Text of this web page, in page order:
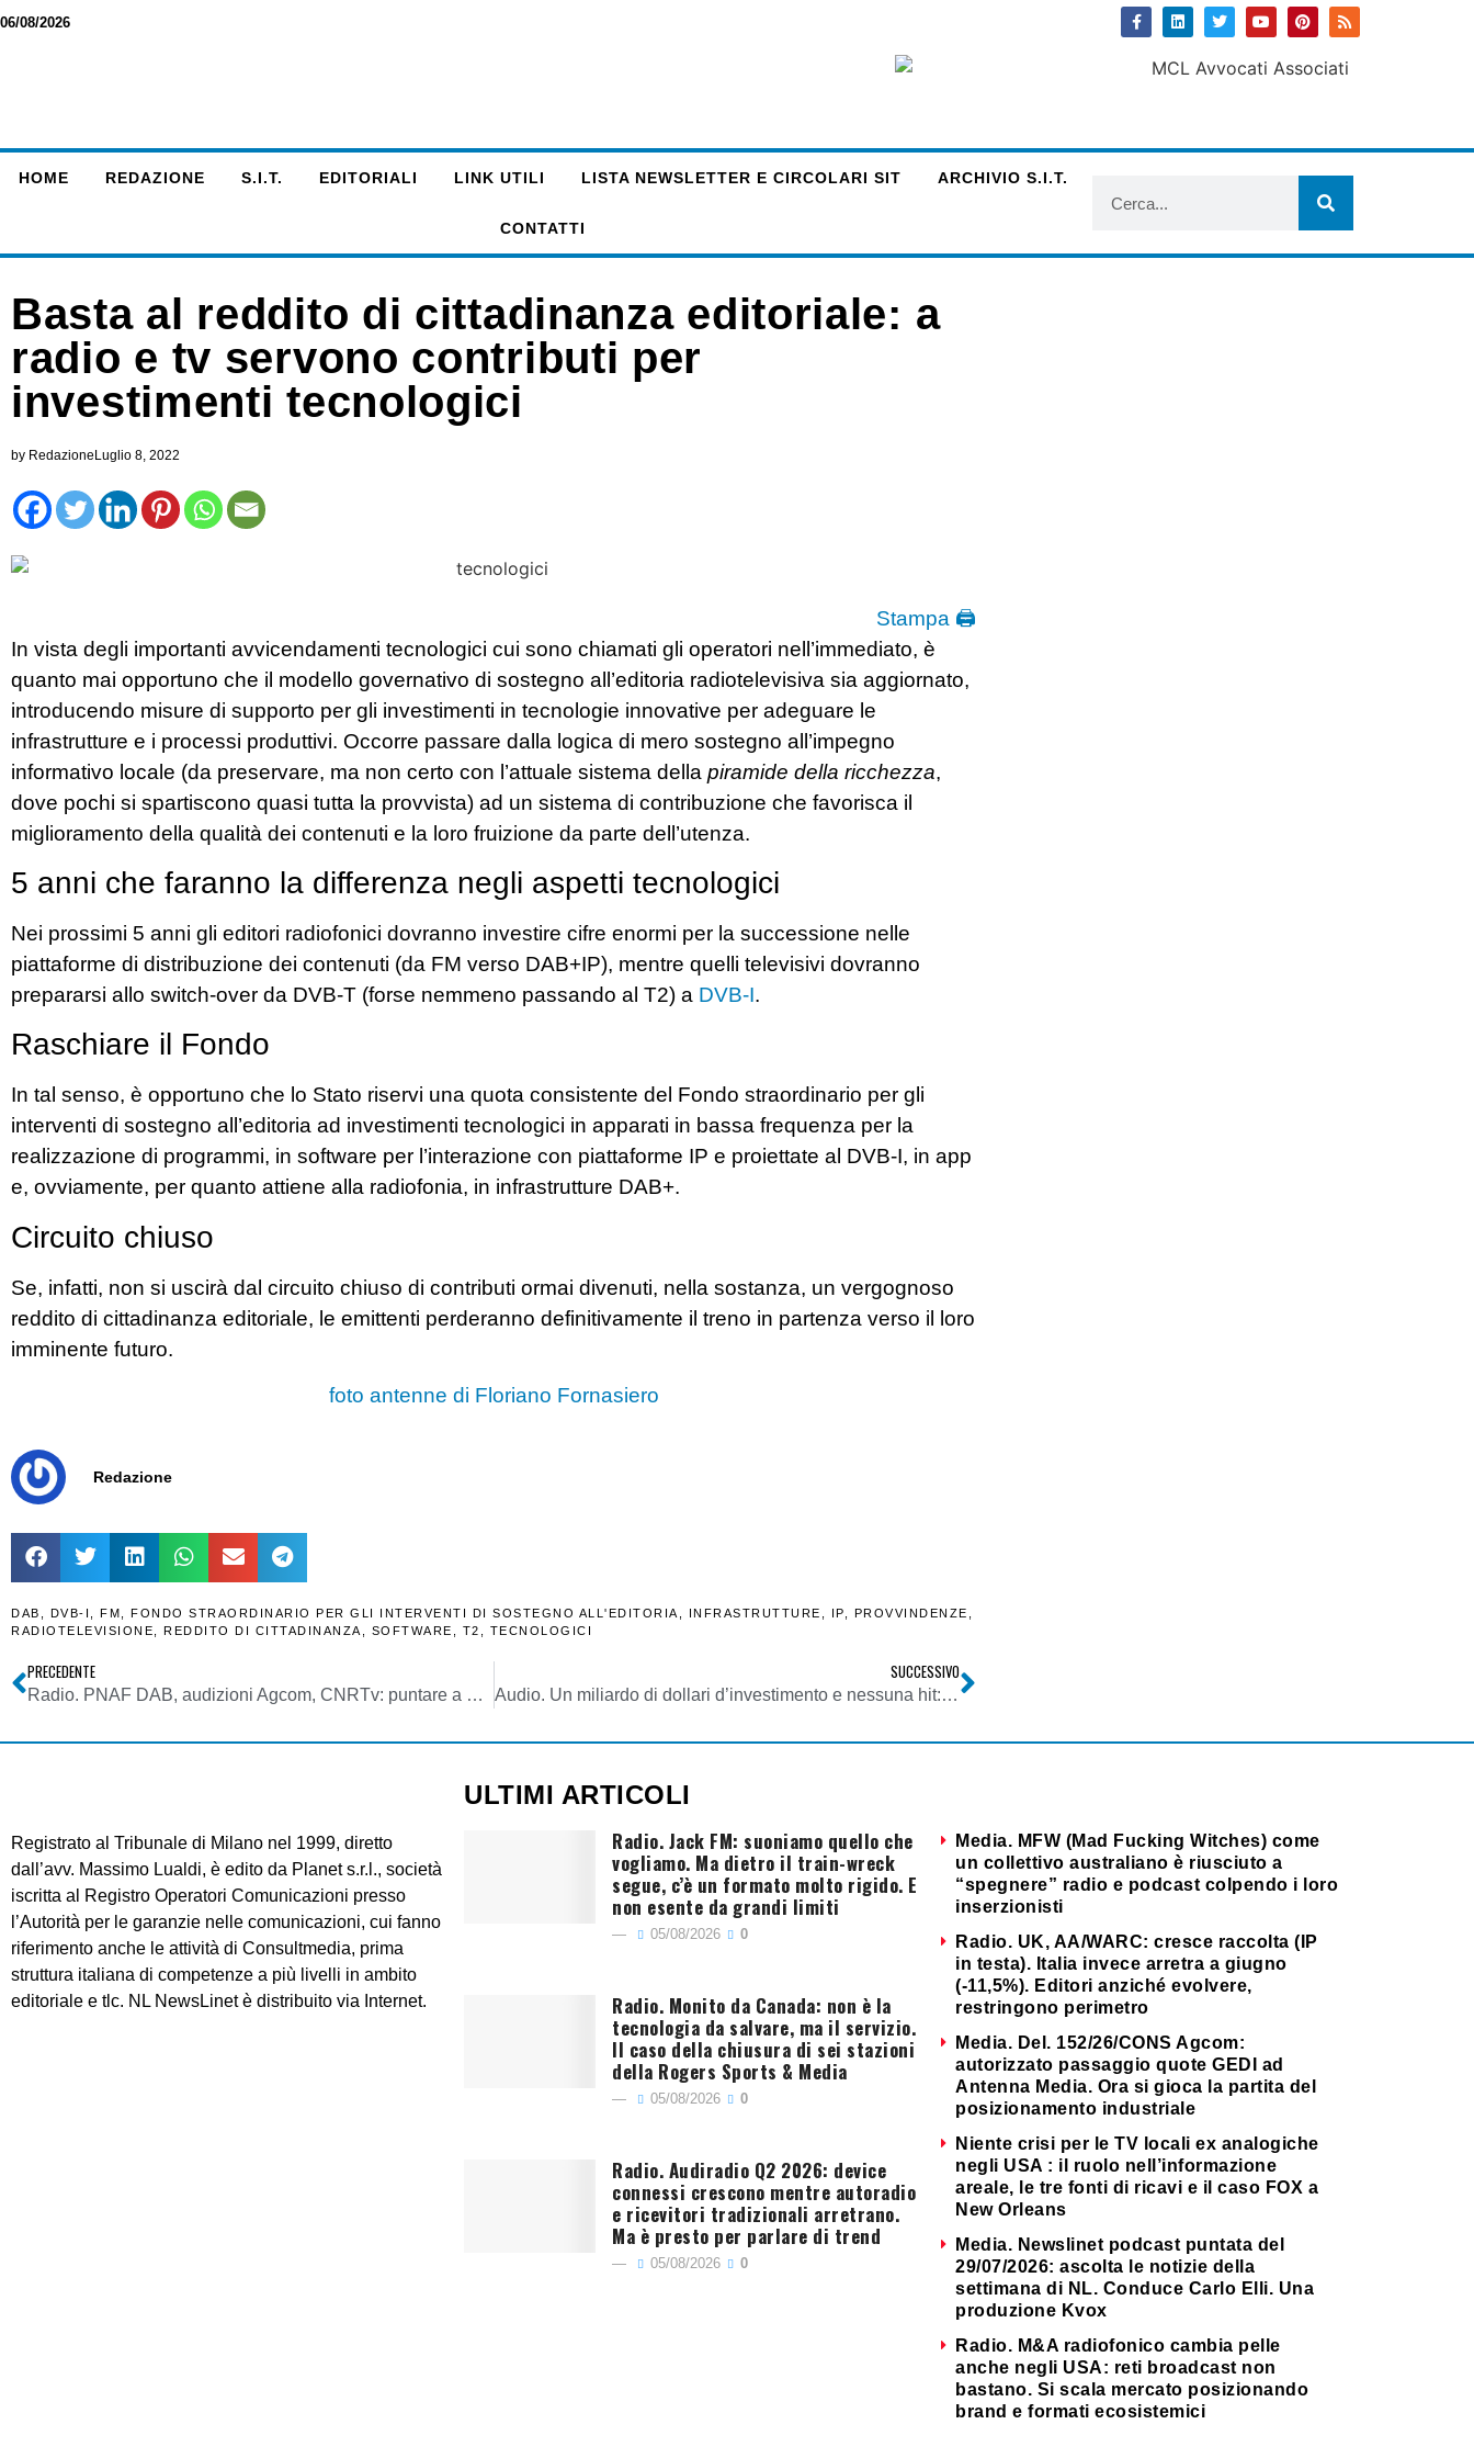
06/08/2026
HOME REDAZIONE S.I.T. EDITORIALI LINK UTILI LISTA NEWSLETTER E CIRCOLARI SIT ARCHIVIO S.I.T.
CONTATTI
Basta al reddito di cittadinanza editoriale: a
radio e tv servono contributi per
investimenti tecnologici
by Redazione Luglio 8, 2022
Stampa 🖨
In vista degli importanti avvicendamenti tecnologici cui sono chiamati gli operatori nell’immediato, è
quanto mai opportuno che il modello governativo di sostegno all’editoria radiotelevisiva sia aggiornato,
introducendo misure di supporto per gli investimenti in tecnologie innovative per adeguare le
infrastrutture e i processi produttivi. Occorre passare dalla logica di mero sostegno all’impegno
informativo locale (da preservare, ma non certo con l’attuale sistema della piramide della ricchezza,
dove pochi si spartiscono quasi tutta la provvista) ad un sistema di contribuzione che favorisca il
miglioramento della qualità dei contenuti e la loro fruizione da parte dell’utenza.
5 anni che faranno la differenza negli aspetti tecnologici
Nei prossimi 5 anni gli editori radiofonici dovranno investire cifre enormi per la successione nelle
piattaforme di distribuzione dei contenuti (da FM verso DAB+IP), mentre quelli televisivi dovranno
prepararsi allo switch-over da DVB-T (forse nemmeno passando al T2) a DVB-I.
Raschiare il Fondo
In tal senso, è opportuno che lo Stato riservi una quota consistente del Fondo straordinario per gli
interventi di sostegno all’editoria ad investimenti tecnologici in apparati in bassa frequenza per la
realizzazione di programmi, in software per l’interazione con piattaforme IP e proiettate al DVB-I, in app
e, ovviamente, per quanto attiene alla radiofonia, in infrastrutture DAB+.
Circuito chiuso
Se, infatti, non si uscirà dal circuito chiuso di contributi ormai divenuti, nella sostanza, un vergognoso
reddito di cittadinanza editoriale, le emittenti perderanno definitivamente il treno in partenza verso il loro
imminente futuro.
foto antenne di Floriano Fornasiero
Redazione
DAB DVB-I FM FONDO STRAORDINARIO PER GLI INTERVENTI DI SOSTEGNO ALL'EDITORIA INFRASTRUTTURE IP PROVVINDENZE
RADIOTELEVISIONE
REDDITO DI CITTADINANZA SOFTWARE T2 TECNOLOGICI
PRECEDENTE
Radio. PNAF DAB, audizioni Agcom, CNRTv: puntare a bacini geografici e non amministrativi, più reti sub-regionali e banda VHF solo per radio
SUCCESSIVO
Audio. Un miliardo di dollari d’investimento e nessuna hit: scarsi risultati e prospettive incerte per Spotify nel settore podcasting
Registrato al Tribunale di Milano nel 1999, diretto
dall’avv. Massimo Lualdi, è edito da Planet s.r.l., società
iscritta al Registro Operatori Comunicazioni presso
l’Autorità per le garanzie nelle comunicazioni, cui fanno
riferimento anche le attività di Consultmedia, prima
struttura italiana di competenze a più livelli in ambito
editoriale e tlc. NL NewsLinet è distribuito via Internet.
ULTIMI ARTICOLI
Radio. Jack FM: suoniamo quello che
vogliamo. Ma dietro il train-wreck
segue, c’è un formato molto rigido. E
non esente da grandi limiti
05/08/2026 0
Radio. Monito da Canada: non è la
tecnologia da salvare, ma il servizio.
Il caso della chiusura di sei stazioni
della Rogers Sports & Media
05/08/2026 0
Radio. Audiradio Q2 2026: device
connessi crescono mentre autoradio
e ricevitori tradizionali arretrano.
Ma è presto per parlare di trend
05/08/2026 0
Media. MFW (Mad Fucking Witches) come
un collettivo australiano è riusciuto a
“spegnere” radio e podcast colpendo i loro
inserzionisti
Radio. UK, AA/WARC: cresce raccolta (IP
in testa). Italia invece arretra a giugno
(-11,5%). Editori anziché evolvere,
restringono perimetro
Media. Del. 152/26/CONS Agcom:
autorizzato passaggio quote GEDI ad
Antenna Media. Ora si gioca la partita del
posizionamento industriale
Niente crisi per le TV locali ex analogiche
negli USA : il ruolo nell’informazione
areale, le tre fonti di ricavi e il caso FOX a
New Orleans
Media. Newslinet podcast puntata del
29/07/2026: ascolta le notizie della
settimana di NL. Conduce Carlo Elli. Una
produzione Kvox
Radio. M&A radiofonico cambia pelle
anche negli USA: reti broadcast non
bastano. Si scala mercato posizionando
brand e formati ecosistemici